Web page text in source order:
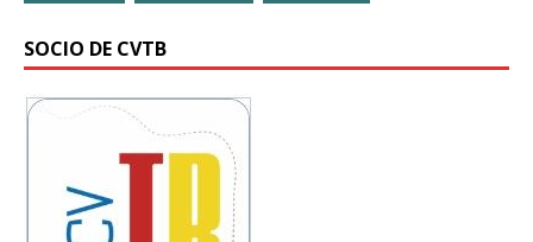
SOCIO DE CVTB